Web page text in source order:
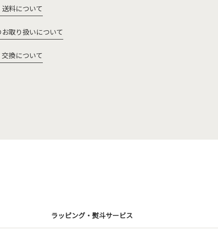
料について
お取り扱いについて
換について
ラッピング・熨斗サービス